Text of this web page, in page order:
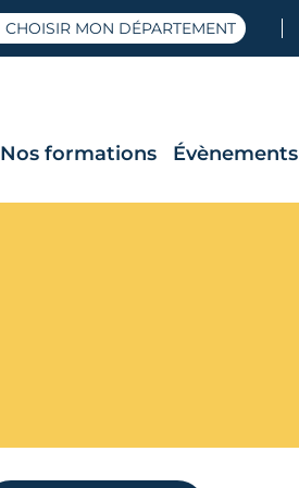
CHOISIR MON DÉPARTEMENT
Nos formations Évènements